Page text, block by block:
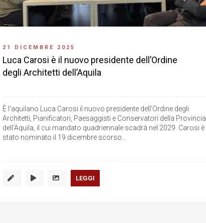
21 DICEMBRE 2025
Luca Carosi è il nuovo presidente dell’Ordine
degli Architetti dell’Aquila
È l'aquilano Luca Carosi il nuovo presidente dell'Ordine degli
Architetti, Pianificatori, Paesaggisti e Conservatori della Provincia
dell'Aquila, il cui mandato quadriennale scadrà nel 2029. Carosi è
stato nominato il 19 dicembre scorso...
LEGGI